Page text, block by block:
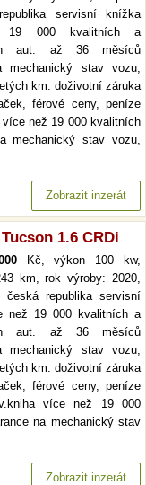
servisní knížka
19 000 kvalitních a
aut. až 36 měsíců
mechanický stav vozu,
km. doživotní záruka
férové ceny, peníze
než 19 000 kvalitních
mechanický stav vozu,
Zobrazit inzerát
1.6 CRDi
Kč, výkon 100 kw,
km, rok výroby: 2020,
česká republika servisní
než 19 000 kvalitních a
aut. až 36 měsíců
mechanický stav vozu,
km. doživotní záruka
férové ceny, peníze
více než 19 000
na mechanický stav
Zobrazit inzerát